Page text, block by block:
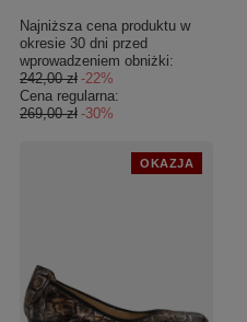
Najniższa cena produktu w
okresie 30 dni przed
wprowadzeniem obniżki:
242,00 zł -22%
Cena regularna:
269,00 zł -30%
OKAZJA